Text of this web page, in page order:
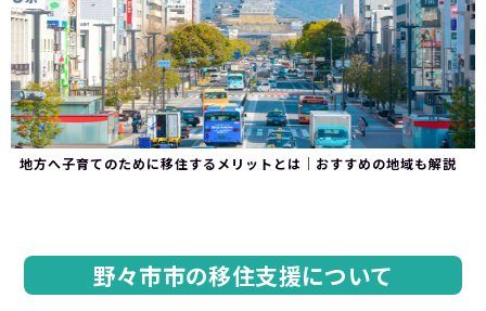
地方へ子育てのために移住するメリットとは｜おすすめの地域も解説
野々市市の移住支援について